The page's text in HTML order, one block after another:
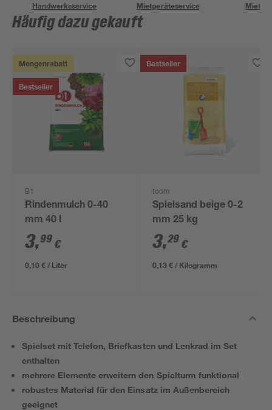
Handwerksservice Mietgeräteservice
Häufig dazu gekauft
Mengenrabatt
Bestseller
B1
Rindenmulch 0-40
mm 40 l
3,99 €
0,10 € / Liter
Bestseller
toom
Spielsand beige 0-2
mm 25 kg
3,29 €
0,13 € / Kilogramm
Beschreibung
Spielset mit Telefon, Briefkasten und Lenkrad im Set
enthalten
mehrere Elemente erweitern den Spielturm funktional
robustes Material für den Einsatz im Außenbereich
geeignet